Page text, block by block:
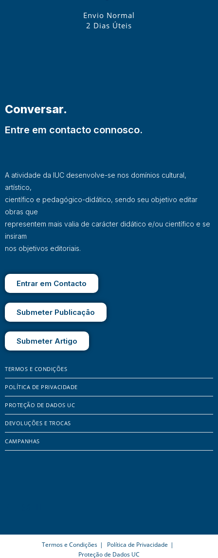
Envio Normal
2 Dias Úteis
Conversar.
Entre em contacto connosco.
A atividade da IUC desenvolve-se nos domínios cultural,
artístico,
científico e pedagógico-didático, sendo seu objetivo editar
obras que
representem mais valia de carácter didático e/ou científico e se
insiram
nos objetivos editoriais.
Entrar em Contacto
Submeter Publicação
Submeter Artigo
TERMOS E CONDIÇÕES
POLÍTICA DE PRIVACIDADE
PROTEÇÃO DE DADOS UC
DEVOLUÇÕES E TROCAS
CAMPANHAS
Termos e Condições
Política de Privacidade
Proteção de Dados UC